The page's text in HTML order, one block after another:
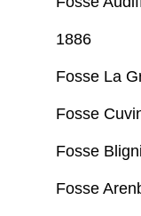
1886
Fosse La
Fosse
Fosse
Fosse